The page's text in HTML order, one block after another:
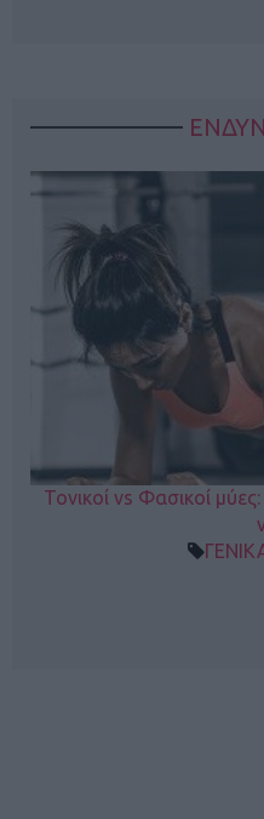
Τονικοί vs Φασικοί μύες: